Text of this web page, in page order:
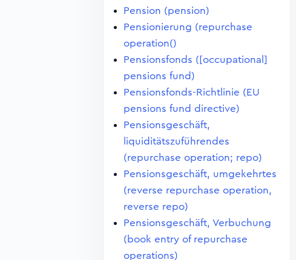
Pension (pension)
Pensionierung (repurchase
operation()
Pensionsfonds ([occupational]
pensions fund)
Pensionsfonds-Richtlinie (EU
pensions fund directive)
Pensionsgeschäft,
liquiditätszuführendes
(repurchase operation; repo)
Pensionsgeschäft, umgekehrtes
(reverse repurchase operation,
reverse repo)
Pensionsgeschäft, Verbuchung
(book entry of repurchase
operations)